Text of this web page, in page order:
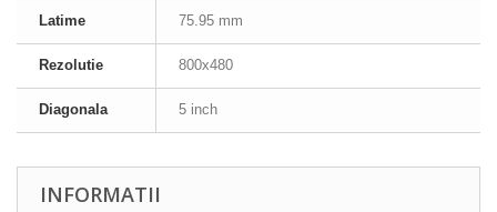
Latime 75.95 mm
Rezolutie 800x480
Diagonala 5 inch
INFORMATII